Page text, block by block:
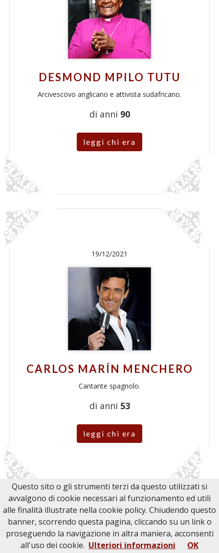
DESMOND MPILO TUTU
Arcivescovo anglicano e attivista sudafricano.
di anni 90
leggi chi era
19/12/2021
CARLOS MARÍN MENCHERO
Cantante spagnolo.
di anni 53
leggi chi era
09/12/2021
Questo sito o gli strumenti terzi da questo utilizzati si
avvalgono di cookie necessari al funzionamento ed utili
alle finalità illustrate nella cookie policy. Chiudendo questo
banner, scorrendo questa pagina, cliccando su un link o
proseguendo la navigazione in altra maniera, acconsenti
all'uso dei cookie. Ulteriori informazioni OK